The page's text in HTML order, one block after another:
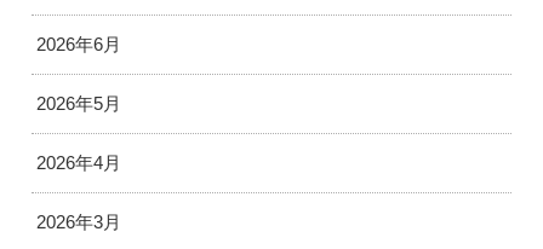
2026年6月
2026年5月
2026年4月
2026年3月